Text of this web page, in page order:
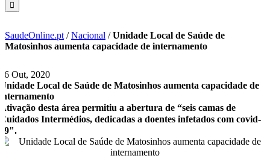
SaudeOnline.pt /Nacional /Unidade Local de Saúde de
Matosinhos aumenta capacidade de internamento
26 Out, 2020
Unidade Local de Saúde de Matosinhos aumenta capacidade de
internamento
Ativação desta área permitiu a abertura de “seis camas de
Cuidados Intermédios, dedicadas a doentes infetados com covid-
19".